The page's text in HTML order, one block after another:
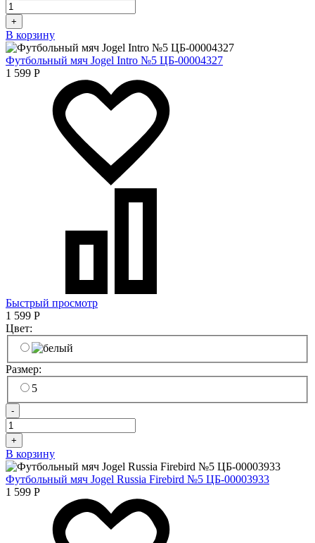
+
В корзину
Футбольный мяч Jogel Intro №5 ЦБ-00004327
1 599 Р
Быстрый просмотр
1 599 Р
Цвет:
Размер:
5
-
+
В корзину
Футбольный мяч Jogel Russia Firebird №5 ЦБ-00003933
1 599 Р